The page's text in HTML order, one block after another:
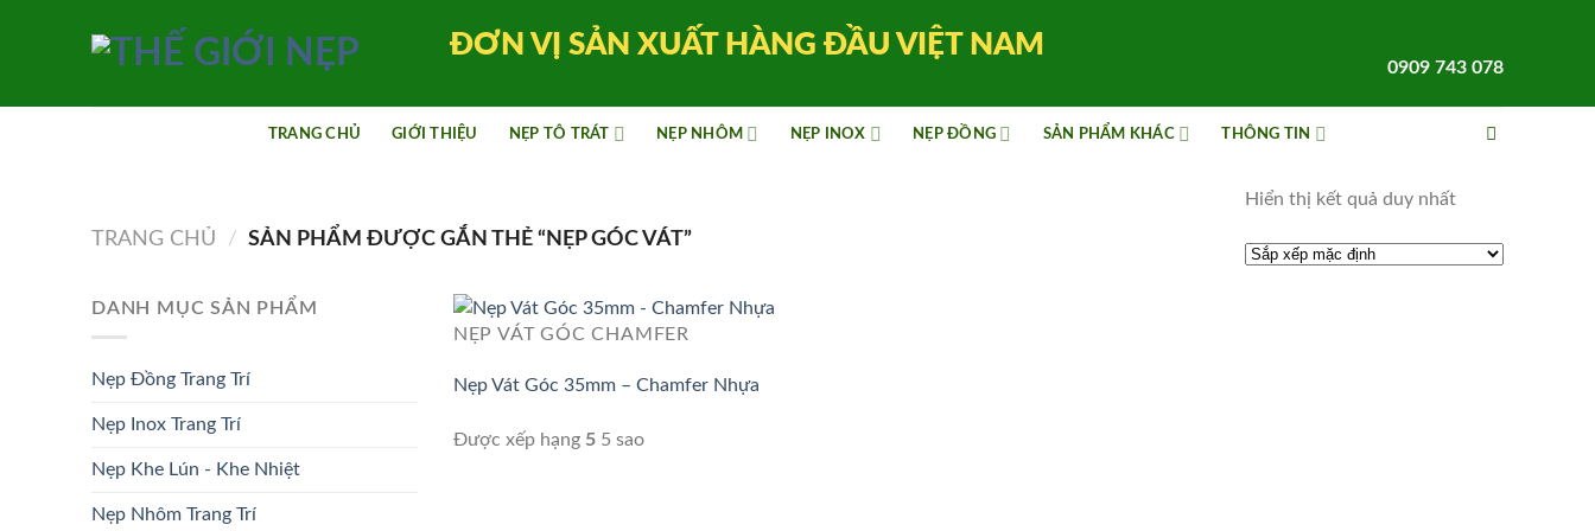
ĐƠN VỊ SẢN XUẤT HÀNG ĐẦU VIỆT NAM
0909 743 078
TRANG CHỦ GIỚI THIỆU NẸP TÔ TRÁT NẸP NHÔM NẸP INOX NẸP ĐỒNG SẢN PHẨM KHÁC THÔNG TIN
TRANG CHỦ / SẢN PHẨM ĐƯỢC GẮN THẺ “NẸP GÓC VÁT”
Hiển thị kết quả duy nhất
DANH MỤC SẢN PHẨM
Nẹp Đồng Trang Trí
Nẹp Inox Trang Trí
Nẹp Khe Lún - Khe Nhiệt
Nẹp Nhôm Trang Trí
NẸP VÁT GÓC CHAMFER
Nẹp Vát Góc 35mm – Chamfer Nhựa
Được xếp hạng 55 sao